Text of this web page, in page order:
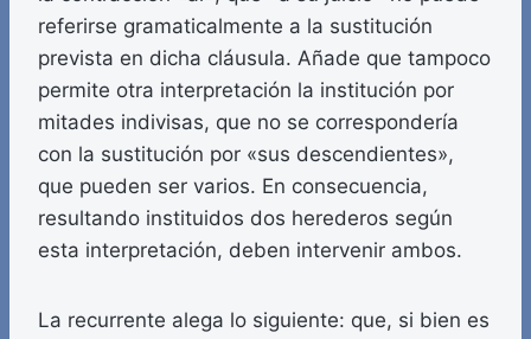
referirse gramaticalmente a la sustitución
prevista en dicha cláusula. Añade que tampoco
permite otra interpretación la institución por
mitades indivisas, que no se correspondería
con la sustitución por «sus descendientes»,
que pueden ser varios. En consecuencia,
resultando instituidos dos herederos según
esta interpretación, deben intervenir ambos.
La recurrente alega lo siguiente: que, si bien es